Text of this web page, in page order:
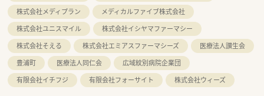
株式会社メディプラン
メディカルファイブ株式会社
株式会社ユニスマイル
株式会社イシヤマファーマシー
株式会社そえる
株式会社エミアスファーマシーズ
医療法人讃生会
豊浦町
医療法人同仁会
広域紋別病院企業団
有限会社イチフジ
有限会社フォーサイト 株式会社ウィーズ